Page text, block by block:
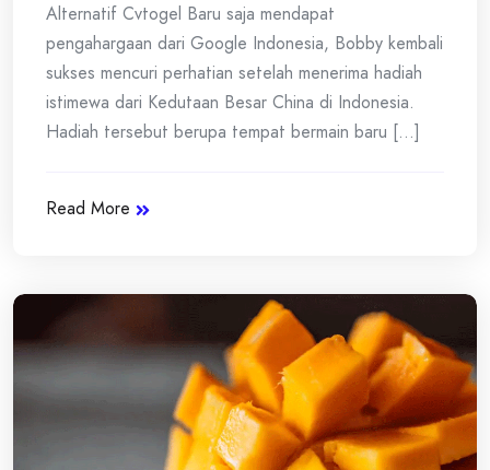
Alternatif Cvtogel Baru saja mendapat
pengahargaan dari Google Indonesia, Bobby kembali
sukses mencuri perhatian setelah menerima hadiah
istimewa dari Kedutaan Besar China di Indonesia.
Hadiah tersebut berupa tempat bermain baru [...]
Read More